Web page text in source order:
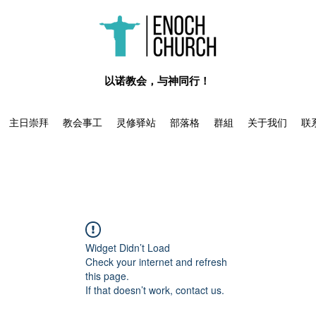
​以诺教会，与神同行！
主日崇拜 教会事工 灵修驿站 部落格 群組 关于我们 联
Widget Didn’t Load
Check your internet and refresh
this page.
If that doesn’t work, contact us.